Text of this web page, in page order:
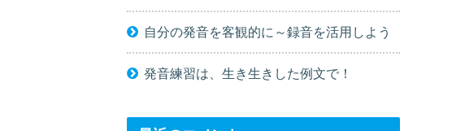
自分の発音を客観的に～録音を活用しよう
発音練習は、生き生きした例文で！